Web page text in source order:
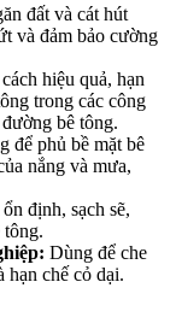
đất và cát hút
và đảm bảo cường
hiệu quả, hạn
trong các công
bê tông.
để phủ bề mặt bê
nắng và mưa,
định, sạch sẽ,
tông.
Dùng để che
hạn chế cỏ dại.